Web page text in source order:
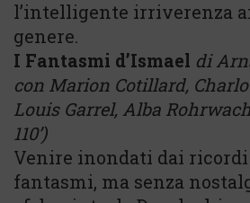
l’intelligente irriverenza
genere.
I Fantasmi d’Ismael di
con Marion Cotillard,
Louis Garrel, Alba
110’)
Venire inondati dai
fantasmi, ma senza